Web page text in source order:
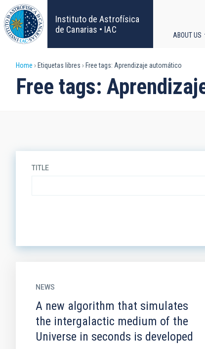
Skip
to
main
content
Instituto de Astrofísica
de Canarias • IAC
ABOUT US
Breadcrumb
Home Etiquetas libres Free tags: Aprendizaje automático
Free tags:
TITLE
NEWS
A new algorithm that simulates
the intergalactic medium of the
Universe in seconds is developed